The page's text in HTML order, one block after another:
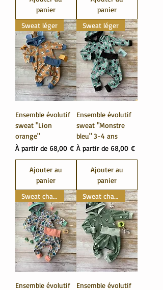
panier
panier
Sweat léger
Ensemble évolutif
sweat "Lion
orange"
À partir de 68,00 €
Prix promotionnel
Ajouter au
panier
Sweat léger
Ensemble évolutif
sweat "Monstre
bleu" 3-4 ans
À partir de 68,00 €
Prix promotionnel
Ajouter au
panier
Sweat chaud
Ensemble évolutif
Sweat chaud
Ensemble évolutif